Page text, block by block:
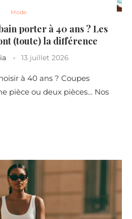
Mode
porter à 40 ans ? Les
(toute) la différence
13 juillet 2026
à 40 ans ? Coupes
pièce ou deux pièces… Nos